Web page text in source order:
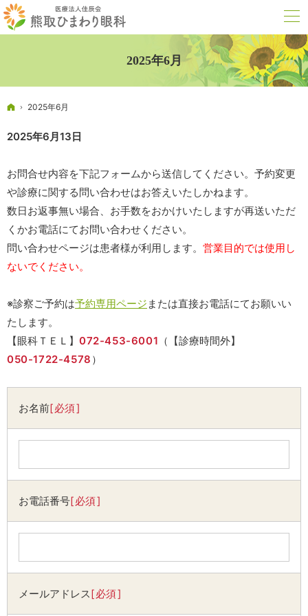
2025年6月
ホーム
2025年6月
2025年6月13日
お問合せ内容を下記フォームから送信してください。予約変更
や診療に関する問い合わせはお答えいたしかねます。
数日お返事無い場合、お手数をおかけいたしますが再送いただ
くかお電話にてお問い合わせください。
問い合わせページは患者様が利用します。 営業目的では使用し
ないでください。
※診察ご予約は予約専用ページ または直接お電話にてお願いい
たします。
【眼科ＴＥＬ】 072-453-6001 （【診療時間外】
050-1722-4578 ）
お名前 必須
お電話番号 必須
メールアドレス 必須